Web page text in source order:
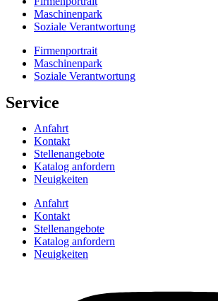
Maschinenpark
Soziale Verantwortung
Firmenportrait
Maschinenpark
Soziale Verantwortung
Service
Anfahrt
Kontakt
Stellenangebote
Katalog anfordern
Neuigkeiten
Anfahrt
Kontakt
Stellenangebote
Katalog anfordern
Neuigkeiten